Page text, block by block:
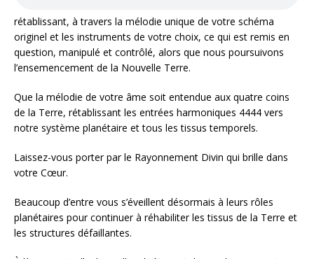
rétablissant, à travers la mélodie unique de votre schéma
originel et les instruments de votre choix, ce qui est remis en
question, manipulé et contrôlé, alors que nous poursuivons
l’ensemencement de la Nouvelle Terre.
Que la mélodie de votre âme soit entendue aux quatre coins
de la Terre, rétablissant les entrées harmoniques 4444 vers
notre système planétaire et tous les tissus temporels.
Laissez-vous porter par le Rayonnement Divin qui brille dans
votre Cœur.
Beaucoup d’entre vous s’éveillent désormais à leurs rôles
planétaires pour continuer à réhabiliter les tissus de la Terre et
les structures défaillantes.